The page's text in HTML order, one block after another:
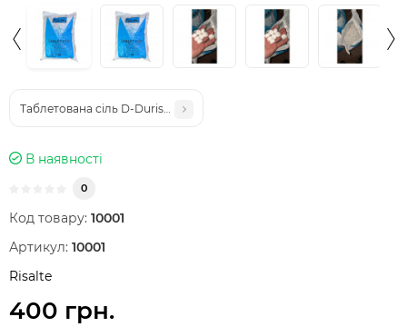
Таблетована сіль D-Durisal, Румунія, поварена, висока якість
В наявностi
0
Код товару: 10001
Артикул: 10001
Risalte
400 грн.